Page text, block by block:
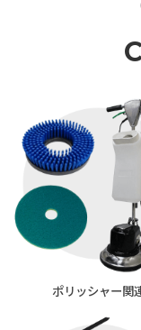
ポリッシャー関